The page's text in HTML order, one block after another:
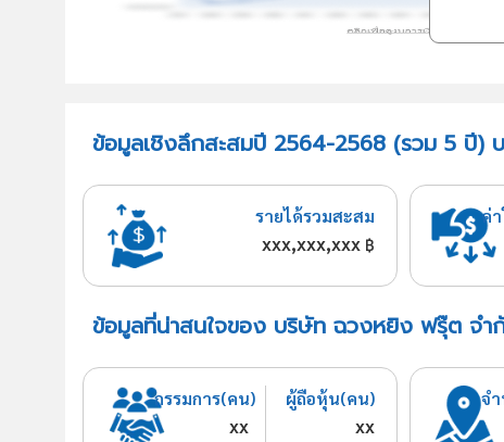
ข้อมูลเชิงลึกสะสมปี 2564-2568 (รวม 5 ปี
รายได้รวมสะสม
xxx,xxx,xxx ฿
ค่
ข้อมูลที่น่าสนใจของ บริษัท ฉวงหยิง ฟรุ๊ต จำ
กรรมการ(คน)
xx
ผู้ถือหุ้น(คน)
xx
จ